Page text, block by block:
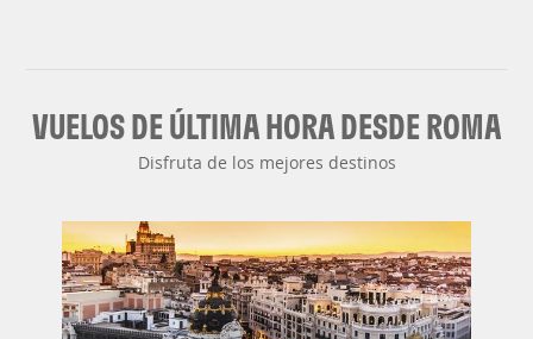
VUELOS DE ÚLTIMA HORA DESDE ROMA
Disfruta de los mejores destinos